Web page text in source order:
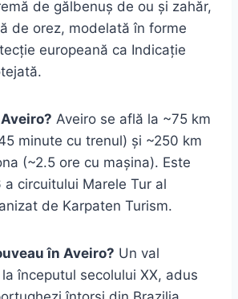
de gălbenuș de ou și zahăr,
de orez, modelată în forme
europeană ca Indicație
Aveiro se află la ~75 km
minute cu trenul) și ~250 km
(~2.5 ore cu mașina). Este
a circuitului Marele Tur al
de Karpaten Turism.
în Aveiro? Un val
începutul secolului XX, adus